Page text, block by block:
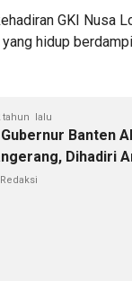
GKI Nusa
hidup
tahun lalu
Banten
Dihadiri
Redaksi